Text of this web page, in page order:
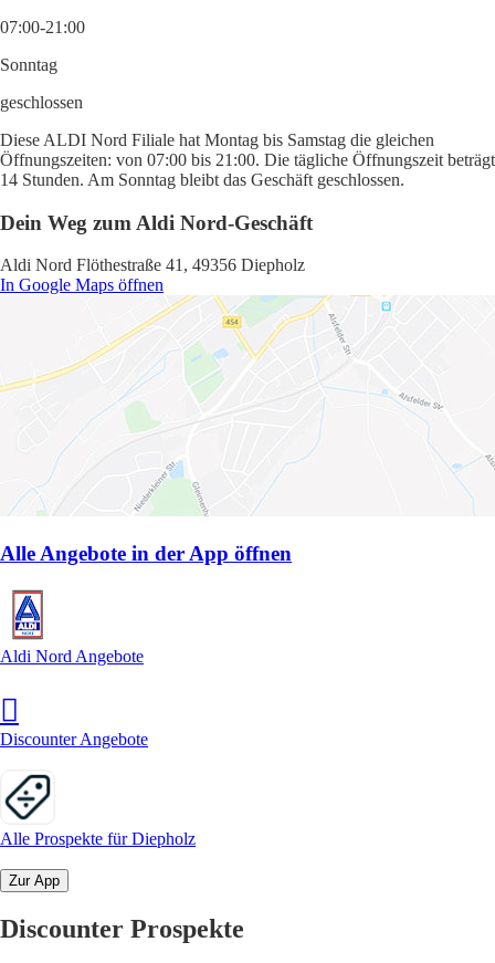
07:00-21:00
Sonntag
geschlossen
Diese ALDI Nord Filiale hat Montag bis Samstag die gleichen
Öffnungszeiten: von 07:00 bis 21:00. Die tägliche Öffnungszeit beträgt
14 Stunden. Am Sonntag bleibt das Geschäft geschlossen.
Dein Weg zum Aldi Nord-Geschäft
Aldi Nord Flöthestraße 41, 49356 Diepholz
In Google Maps öffnen
Alle Angebote in der App öffnen
Aldi Nord Angebote
Discounter Angebote
Alle Prospekte für Diepholz
Zur App
Discounter Prospekte